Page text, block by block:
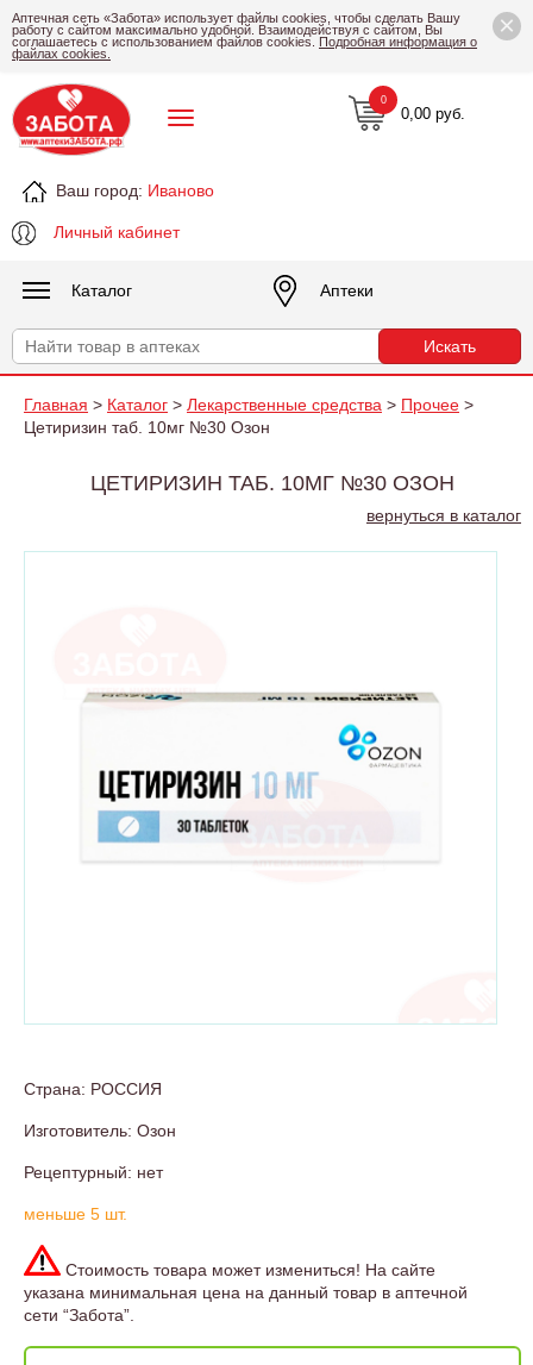
×
Аптечная сеть «Забота» использует файлы cookies, чтобы сделать Вашу
работу с сайтом максимально удобной. Взаимодействуя с сайтом, Вы
соглашаетесь с использованием файлов cookies. Подробная информация о
файлах cookies.
Ваш город: Иваново
Личный кабинет
0,00 руб.
0
Каталог Аптеки
Главная > Каталог > Лекарственные средства > Прочее >
Цетиризин таб. 10мг №30 Озон
ЦЕТИРИЗИН ТАБ. 10МГ №30 ОЗОН
вернуться в каталог
Страна: РОССИЯ
Изготовитель: Озон
Рецептурный: нет
меньше 5 шт.
Стоимость товара может измениться! На сайте
указана минимальная цена на данный товар в аптечной
сети “Забота”.